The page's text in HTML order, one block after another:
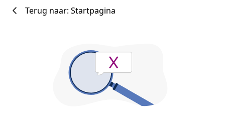
Terug naar: Startpagina